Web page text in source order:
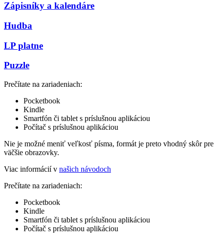
Zápisníky a kalendáre
Hudba
LP platne
Puzzle
Prečítate na zariadeniach:
Pocketbook
Kindle
Smartfón či tablet s príslušnou aplikáciou
Počítač s príslušnou aplikáciou
Nie je možné meniť veľkosť písma, formát je preto vhodný skôr pre
väčšie obrazovky.
Viac informácií v našich návodoch
Prečítate na zariadeniach:
Pocketbook
Kindle
Smartfón či tablet s príslušnou aplikáciou
Počítač s príslušnou aplikáciou